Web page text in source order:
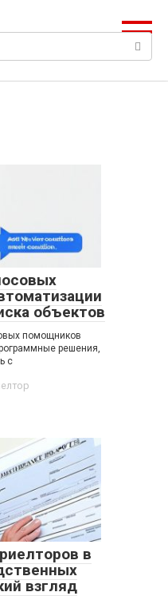
объектов
помощников
решения,
с
в
взгляд